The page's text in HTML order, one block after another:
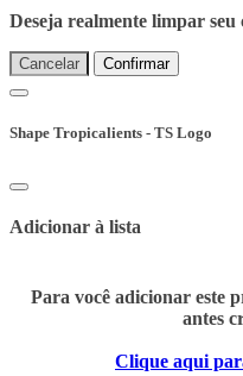
Deseja realmente limpar
Cancelar Confirmar
Shape Tropicalients - TS Logo
Adicionar à lista
Para você adicionar este
antes
Clique aqui